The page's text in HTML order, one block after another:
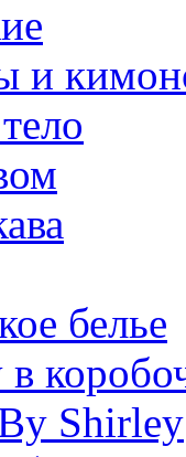
и
белье
Shirley